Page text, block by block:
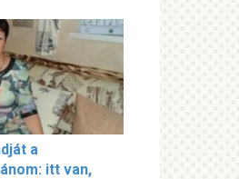
a
itt van,